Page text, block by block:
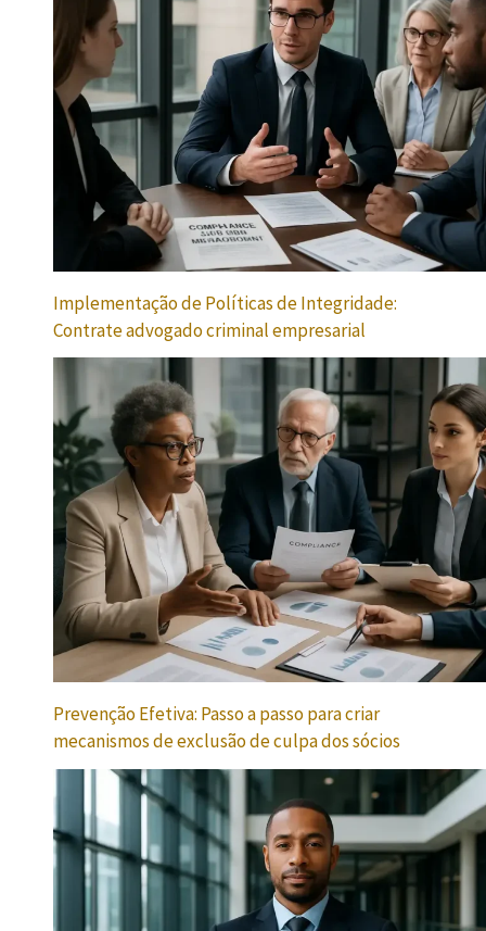
Implementação de Políticas de Integridade:
Contrate advogado criminal empresarial
Prevenção Efetiva: Passo a passo para criar
mecanismos de exclusão de culpa dos sócios